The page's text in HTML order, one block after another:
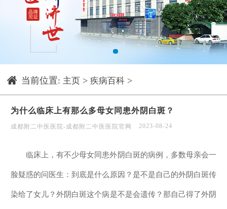
1
当前位置: 主页 > 疾病百科 >
为什么临床上有那么多母女同患外阴白斑？
成都附二中医医院-成都附二中医医院官网 2023-08-24
临床上，有不少母女同患外阴白斑的病例，多数母亲会一
脸疑惑的问医生：到底是什么原因？是不是自己的外阴白斑传
染给了女儿？外阴白斑这个病是不是会遗传？那自己得了外阴